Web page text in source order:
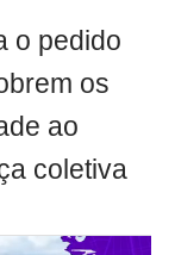
o pedido
os
ao
coletiva